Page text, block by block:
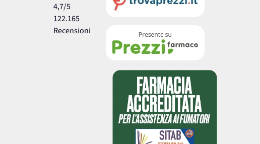
4,7/5
122.165
Recensioni